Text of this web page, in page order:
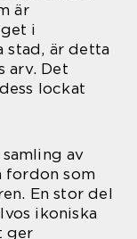
är
i
stad, är detta
arv. Det
lockat
av
fordon som
En stor del
ikoniska
ger